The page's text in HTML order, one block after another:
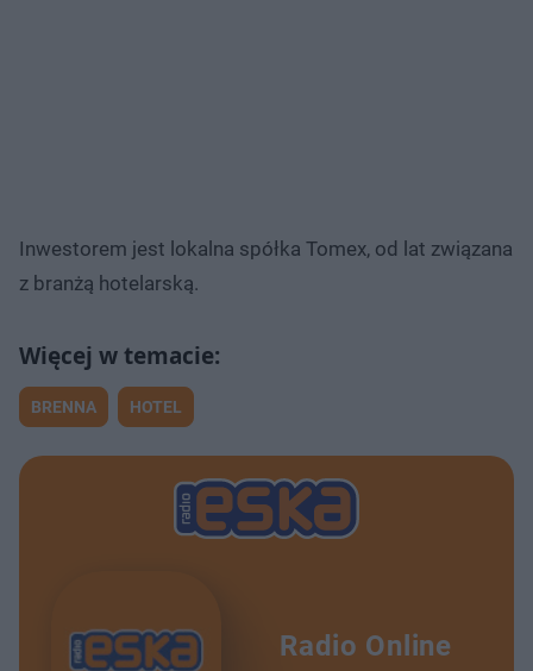
Inwestorem jest lokalna spółka Tomex, od lat związana
z branżą hotelarską.
BRENNA HOTEL
Radio Online